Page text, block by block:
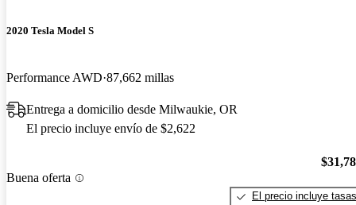
2020 Tesla Model S
Performance AWD 87,662 millas
Entrega a domicilio desde Milwaukie, OR
El precio incluye envío de $2,622
Buena oferta
El precio incluye tasas